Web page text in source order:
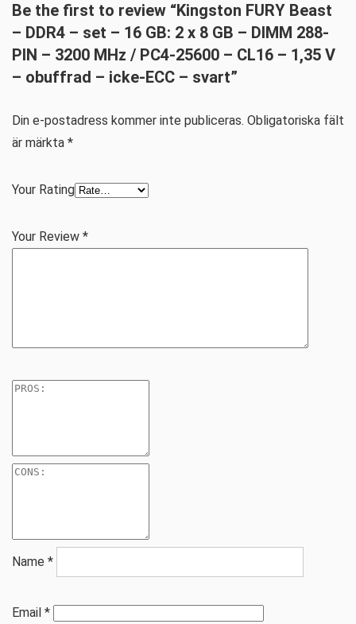
Be the first to review “Kingston FURY Beast
– DDR4 – set – 16 GB: 2 x 8 GB – DIMM 288-
PIN – 3200 MHz / PC4-25600 – CL16 – 1,35 V
– obuffrad – icke-ECC – svart”
Din e-postadress kommer inte publiceras. Obligatoriska fält
är märkta *
Your Rating
Your Review *
Name *
Email *